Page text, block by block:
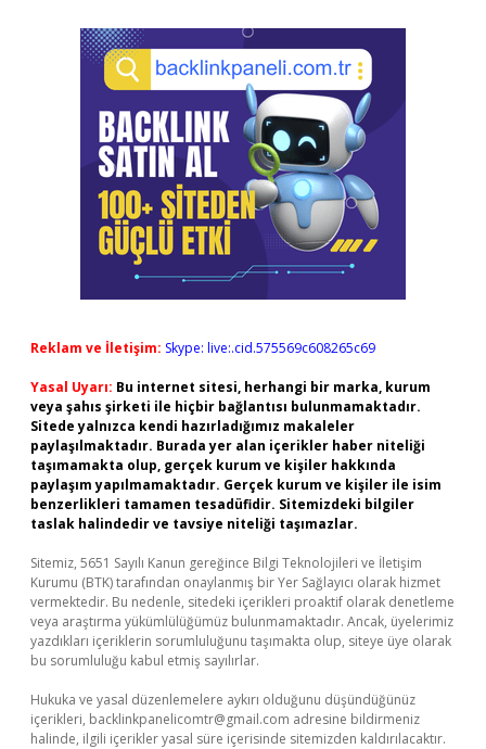
Reklam ve İletişim: Skype: live:.cid.575569c608265c69
Yasal Uyarı: Bu internet sitesi, herhangi bir marka, kurum
veya şahıs şirketi ile hiçbir bağlantısı bulunmamaktadır.
Sitede yalnızca kendi hazırladığımız makaleler
paylaşılmaktadır. Burada yer alan içerikler haber niteliği
taşımamakta olup, gerçek kurum ve kişiler hakkında
paylaşım yapılmamaktadır. Gerçek kurum ve kişiler ile isim
benzerlikleri tamamen tesadüfidir. Sitemizdeki bilgiler
taslak halindedir ve tavsiye niteliği taşımazlar.
Sitemiz, 5651 Sayılı Kanun gereğince Bilgi Teknolojileri ve İletişim
Kurumu (BTK) tarafından onaylanmış bir Yer Sağlayıcı olarak hizmet
vermektedir. Bu nedenle, sitedeki içerikleri proaktif olarak denetleme
veya araştırma yükümlülüğümüz bulunmamaktadır. Ancak, üyelerimiz
yazdıkları içeriklerin sorumluluğunu taşımakta olup, siteye üye olarak
bu sorumluluğu kabul etmiş sayılırlar.
Hukuka ve yasal düzenlemelere aykırı olduğunu düşündüğünüz
içerikleri, backlinkpanelicomtr@gmail.com adresine bildirmeniz
halinde, ilgili içerikler yasal süre içerisinde sitemizden kaldırılacaktır.